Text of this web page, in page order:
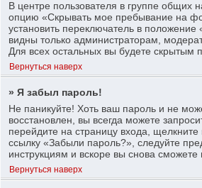
В центре пользователя в группе общих
опцию «Скрывать мое пребывание на
установить переключатель в положение
видны только администраторам,
Для всех остальных вы будете скрытым
Вернуться наверх
» Я забыл пароль!
Не паникуйте! Хоть ваш пароль и не
восстановлен, вы всегда можете
перейдите на страницу входа, щелкните
ссылку «Забыли пароль?», следуйте
инструкциям и вскоре вы снова сможете
Вернуться наверх